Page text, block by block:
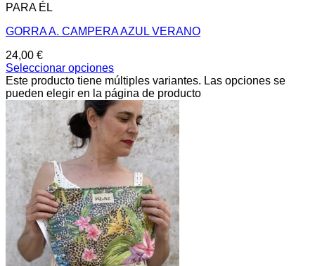
PARA ÉL
GORRA A. CAMPERA AZUL VERANO
24,00 €
Seleccionar opciones
Este producto tiene múltiples variantes. Las opciones se
pueden elegir en la página de producto